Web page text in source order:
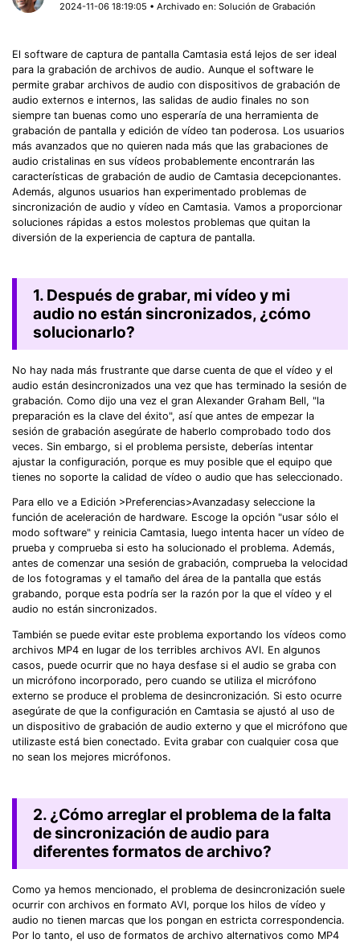
2024-11-06 18:19:05 • Archivado en:Solución de Grabación
El software de captura de pantalla Camtasia está lejos de ser ideal
para la grabación de archivos de audio. Aunque el software le
permite grabar archivos de audio con dispositivos de grabación de
audio externos e internos, las salidas de audio finales no son
siempre tan buenas como uno esperaría de una herramienta de
grabación de pantalla y edición de vídeo tan poderosa. Los usuarios
más avanzados que no quieren nada más que las grabaciones de
audio cristalinas en sus vídeos probablemente encontrarán las
características de grabación de audio de Camtasia decepcionantes.
Además, algunos usuarios han experimentado problemas de
sincronización de audio y vídeo en Camtasia. Vamos a proporcionar
soluciones rápidas a estos molestos problemas que quitan la
diversión de la experiencia de captura de pantalla.
1. Después de grabar, mi vídeo y mi
audio no están sincronizados, ¿cómo
solucionarlo?
No hay nada más frustrante que darse cuenta de que el vídeo y el
audio están desincronizados una vez que has terminado la sesión de
grabación. Como dijo una vez el gran Alexander Graham Bell, "la
preparación es la clave del éxito", así que antes de empezar la
sesión de grabación asegúrate de haberlo comprobado todo dos
veces. Sin embargo, si el problema persiste, deberías intentar
ajustar la configuración, porque es muy posible que el equipo que
tienes no soporte la calidad de vídeo o audio que has seleccionado.
Para ello ve a Edición >Preferencias>Avanzadasy seleccione la
función de aceleración de hardware. Escoge la opción "usar sólo el
modo software" y reinicia Camtasia, luego intenta hacer un vídeo de
prueba y comprueba si esto ha solucionado el problema. Además,
antes de comenzar una sesión de grabación, comprueba la velocidad
de los fotogramas y el tamaño del área de la pantalla que estás
grabando, porque esta podría ser la razón por la que el vídeo y el
audio no están sincronizados.
También se puede evitar este problema exportando los vídeos como
archivos MP4 en lugar de los terribles archivos AVI. En algunos
casos, puede ocurrir que no haya desfase si el audio se graba con
un micrófono incorporado, pero cuando se utiliza el micrófono
externo se produce el problema de desincronización. Si esto ocurre
asegúrate de que la configuración en Camtasia se ajustó al uso de
un dispositivo de grabación de audio externo y que el micrófono que
utilizaste está bien conectado. Evita grabar con cualquier cosa que
no sean los mejores micrófonos.
2. ¿Cómo arreglar el problema de la falta
de sincronización de audio para
diferentes formatos de archivo?
Como ya hemos mencionado, el problema de desincronización suele
ocurrir con archivos en formato AVI, porque los hilos de vídeo y
audio no tienen marcas que los pongan en estricta correspondencia.
Por lo tanto, el uso de formatos de archivo alternativos como MP4